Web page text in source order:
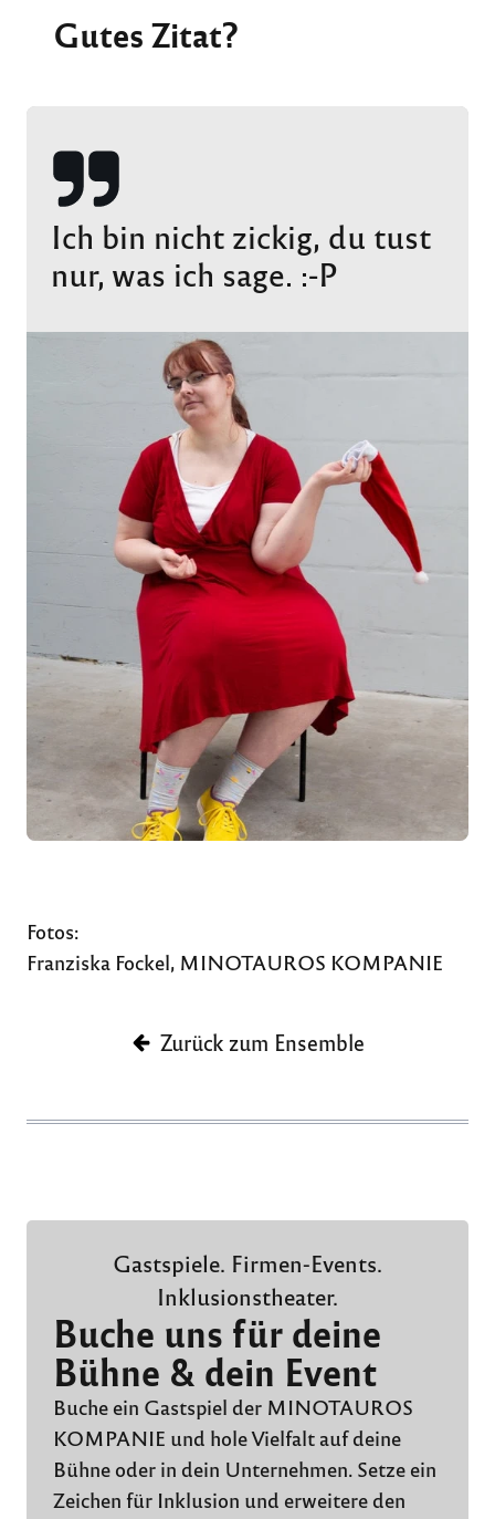
Gutes Zitat?
Ich bin nicht zickig, du tust
nur, was ich sage. :-P
Fotos:
Franziska Fockel, MINOTAUROS KOMPANIE
Zurück zum Ensemble
Gastspiele. Firmen-Events.
Inklusionstheater.
Buche uns für deine
Bühne & dein Event
Buche ein Gastspiel der MINOTAUROS
KOMPANIE und hole Vielfalt auf deine
Bühne oder in dein Unternehmen. Setze ein
Zeichen für Inklusion und erweitere den